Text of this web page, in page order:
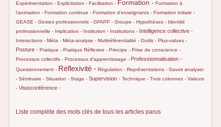
Expérimentation - Explicitation - Facilitation - Formation - Formation à
l’animation - Formation continue - Formation d’enseignants - Formation initiale -
GEASE - Gestes professionnels - GFAPP - Groupe - Hypothèses - Identité
professionnelle - Implication - Institution - Institutions - Intelligence collective -
Interactions - Méta - Méta-analyse - Multiréférentialité - Outils - Plus-values -
Posture - Pratique - Pratique Réflexive - Principe - Prise de conscience -
Processus collectifs - Processus d’apprentissage - Professionnalisation -
Questionnement - Réflexivité - Régulation - Représentations - Savoir analyser
- Séminaire - Situation - Stage - Supervision - Technique - Trois colonnes - Valeurs
- Visioconférence -
Liste complète des mots clés de tous les articles parus